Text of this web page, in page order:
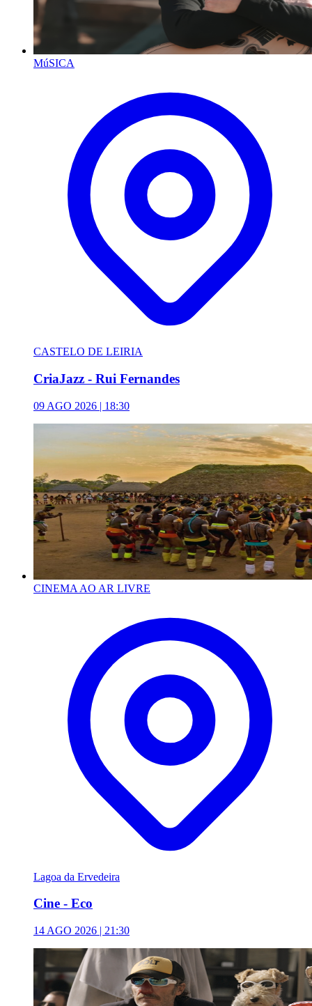
MúSICA
CASTELO DE LEIRIA
CriaJazz - Rui Fernandes
09 AGO 2026 | 18:30
CINEMA AO AR LIVRE
Lagoa da Ervedeira
Cine - Eco
14 AGO 2026 | 21:30